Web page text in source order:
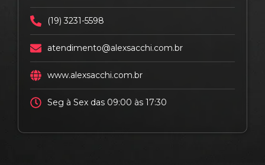
(19) 3231-5598
atendimento@alexsacchi.com.br
www.alexsacchi.com.br
Seg à Sex das 09:00 às 17:30